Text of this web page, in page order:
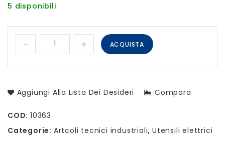
5 disponibili
ACQUISTA
Aggiungi Alla Lista Dei Desideri Compara
COD: 10363
Categorie: Artcoli tecnici industriali,Utensili elettrici